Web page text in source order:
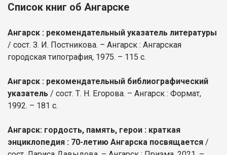
Список книг об Ангарске
Ангарск : рекомендательный указатель литературы
/ сост. З. И. Постникова. – Ангарск : Ангарская
городская типография, 1975. – 115 с.
Ангарск : рекомендательный библиографический
указатель / сост. Т. Н. Егорова. – Ангарск : Формат,
1992. – 181 с.
Ангарск: гордость, память, герои : краткая
энциклопедия : 70-летию Ангарска посвящается /